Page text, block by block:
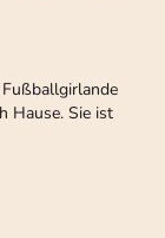
Hause. Sie ist